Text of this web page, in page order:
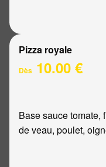
Pizza royale
Dès 10.00 €
Base sauce tomate,
de veau, poulet,